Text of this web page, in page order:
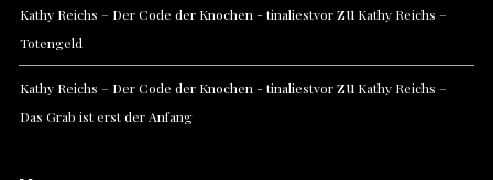
Kathy Reichs – Der Code der Knochen - tinaliestvorzu Kathy Reichs –
Totengeld
Kathy Reichs – Der Code der Knochen - tinaliestvorzu Kathy Reichs –
Das Grab ist erst der Anfang